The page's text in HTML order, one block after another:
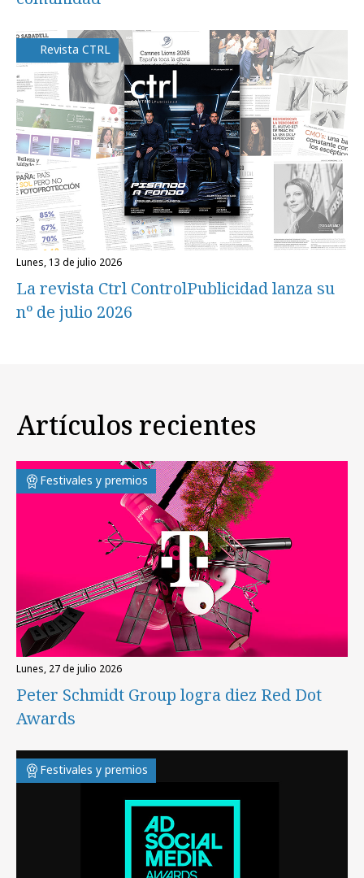
Revista CTRL
lunes, 13 de julio 2026
La revista Ctrl ControlPublicidad lanza su
nº de julio 2026
Artículos recientes
Festivales y premios
lunes, 27 de julio 2026
Peter Schmidt Group logra diez Red Dot
Awards
Festivales y premios